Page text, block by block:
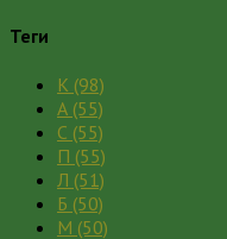
Теги
К (98)
А (55)
С (55)
П (55)
Л (51)
Б (50)
М (50)